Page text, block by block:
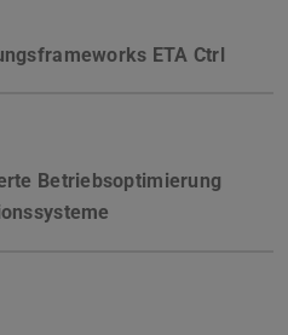
ETA Ctrl
Betriebsoptimierung